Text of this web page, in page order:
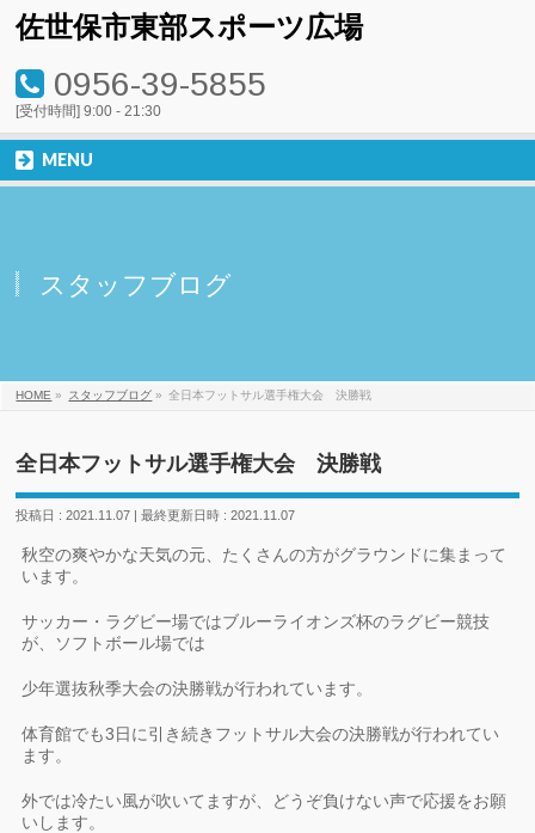
佐世保市東部スポーツ広場
0956-39-5855
[受付時間] 9:00 - 21:30
MENU
スタッフブログ
HOME » スタッフブログ » 全日本フットサル選手権大会 決勝戦
全日本フットサル選手権大会 決勝戦
投稿日 : 2021.11.07 最終更新日時 : 2021.11.07
秋空の爽やかな天気の元、たくさんの方がグラウンドに集まって
います。
サッカー・ラグビー場ではブルーライオンズ杯のラグビー競技
が、ソフトボール場では
少年選抜秋季大会の決勝戦が行われています。
体育館でも3日に引き続きフットサル大会の決勝戦が行われてい
ます。
外では冷たい風が吹いてますが、どうぞ負けない声で応援をお願
いします。